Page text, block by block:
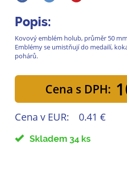
Popis:
Kovový emblém holub, průměr 50
Emblémy se umistňují do medailí,
pohárů.
Cena s DPH:
Cena v EUR: 0.41 €
Skladem 34 ks